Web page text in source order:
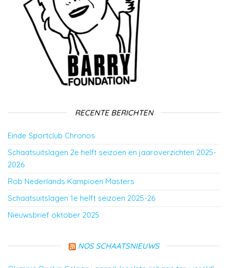
RECENTE BERICHTEN
Einde Sportclub Chronos
Schaatsuitslagen 2e helft seizoen en jaaroverzichten 2025-
2026
Rob Nederlands Kampioen Masters
Schaatsuitslagen 1e helft seizoen 2025-26
Nieuwsbrief oktober 2025
NOS SCHAATSNIEUWS